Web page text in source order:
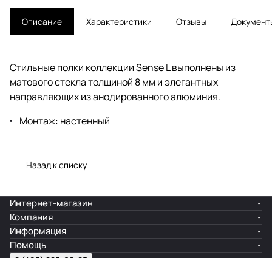
Описание Характеристики Отзывы
Стильные полки коллекции Sense L выполнены из
матового стекла толщиной 8 мм и элегантных
направляющих из анодированного алюминия.
Монтаж: настенный
Назад к списку
Интернет-магазин
Компания
Информация
Помощь